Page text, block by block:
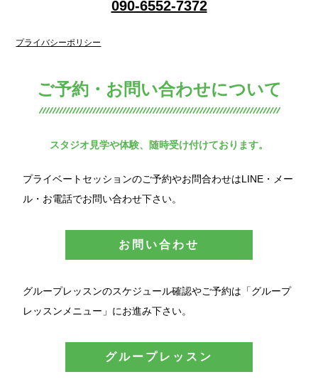
090-6552-7372
プライバシーポリシー
ご予約・お問い合わせについて
スタジオ見学や体験、随時受け付けております。
プライベートセッションのご予約やお問合わせはLINE・メー
ル・お電話でお問い合わせ下さい。
お問い合わせ
グループレッスンのスケジュール確認やご予約は「グループ
レッスンメニュー」にお進み下さい。
グループレッスン